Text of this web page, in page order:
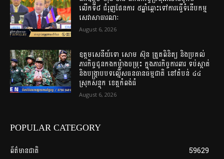
លើកទី៨ ជំរុញផែនការ ៥ឆ្នាំឆ្ពោះទៅការធ្វើទំនើបកម្ម
សេវាសាធារណៈ
August 6, 2026
ឧត្តម​សេនីយ៍​ទោ​ សោម​ ស៊ុន​ ត្រួតពិនិត្យ​ និង​ប្រគល់​
ភារកិច្ច​ជូន​កងកម្លំាង​ចម្រុះ​ ក្នុង​ភារកិច្ច​ការពារ​ ទប់ស្កាត់ ​
និង​បង្ក្រាប​បទ​ល្មើស​ធនធាន​ធម្មជាតិ​ នៅ​តំបន់​ ៤៤​
ស្រុក​សន្ទុក​ ខេត្ត​កំពង់​ធំ​
August 6, 2026
POPULAR CATEGORY
ព័ត៌មានជាតិ
59629